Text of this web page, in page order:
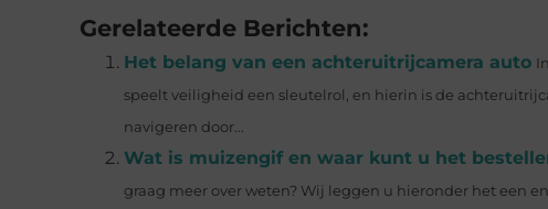
Gerelateerde Berichten:
Het belang van een achteruitrijcamera auto
speelt veiligheid een sleutelrol, en hierin is de
navigeren door...
Wat is muizengif en waar kunt u het
graag meer over weten? Wij leggen u hieronder het een en